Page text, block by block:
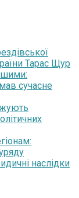
Тарас Щур
сучасне
наслідки